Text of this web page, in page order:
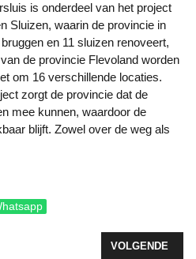
Sluizen, waarin de provincie in
en 11 sluizen renoveert,
de provincie Flevoland worden
om 16 verschillende locaties.
zorgt de provincie dat de
mee kunnen, waardoor de
blijft. Zowel over de weg als
RVS: GEMEENTERAAD
VOLGENDE
VOLGENDE